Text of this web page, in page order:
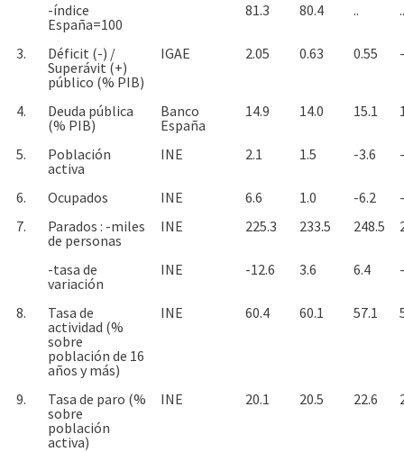
-índice
España=100
81.3 80.4 .. ..
3.
Déficit (-) /
Superávit (+)
público (% PIB)
IGAE 2.05 0.63 0.55
4.
Deuda pública
(% PIB)
Banco
España
14.9 14.0 15.1
5.
Población
activa
INE 2.1 1.5 -3.6
6. Ocupados INE 6.6 1.0 -6.2
7.
Parados : -miles
de personas
INE 225.3 233.5 248.5
-tasa de
variación
INE -12.6 3.6 6.4
8.
Tasa de
actividad (%
sobre
población de 16
años y más)
INE 60.4 60.1 57.1
9.
Tasa de paro (%
sobre
población
activa)
INE 20.1 20.5 22.6